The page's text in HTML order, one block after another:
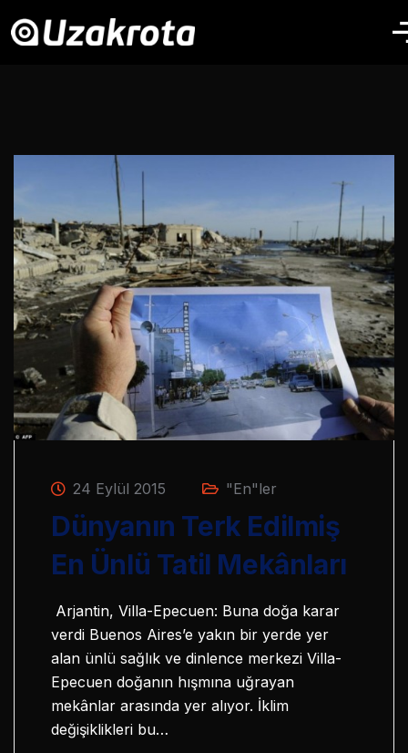
24 Eylül 2015 "En"ler
Dünyanın Terk Edilmiş
En Ünlü Tatil Mekânları
Arjantin, Villa-Epecuen: Buna doğa karar
verdi Buenos Aires’e yakın bir yerde yer
alan ünlü sağlık ve dinlence merkezi Villa-
Epecuen doğanın hışmına uğrayan
mekânlar arasında yer alıyor. İklim
değişiklikleri bu…